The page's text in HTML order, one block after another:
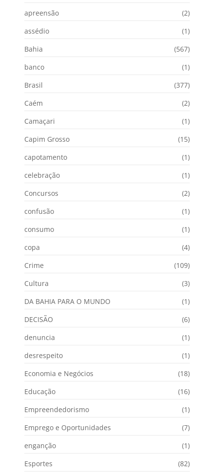
apreensão
(2)
assédio
(1)
Bahia
(567)
banco
(1)
Brasil
(377)
Caém
(2)
Camaçari
(1)
Capim Grosso
(15)
capotamento
(1)
celebração
(1)
Concursos
(2)
confusão
(1)
consumo
(1)
copa
(4)
Crime
(109)
Cultura
(3)
DA BAHIA PARA O MUNDO
(1)
DECISÃO
(6)
denuncia
(1)
desrespeito
(1)
Economia e Negócios
(18)
Educação
(16)
Empreendedorismo
(1)
Emprego e Oportunidades
(7)
enganção
(1)
Esportes
(82)